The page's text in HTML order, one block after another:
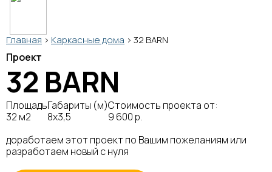
Главная > Каркасные дома > 32 BARN
Проект
32 BARN
Площадь
32 м2
Габариты (м)
8х3,5
Стоимость проекта от:
9 600 р.
доработаем этот проект по Вашим пожеланиям или
разработаем новый с нуля